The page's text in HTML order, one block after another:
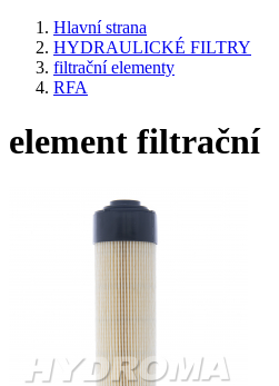
Hlavní strana
HYDRAULICKÉ FILTRY
filtrační elementy
RFA
element filtrační